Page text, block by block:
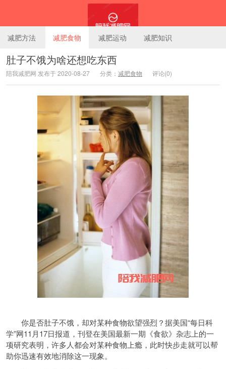
陪我减肥网
减肥方法 减肥食物 减肥运动 减肥知识
肚子不饿为啥还想吃东西
陪我减肥网 发布于 2020-08-27 分类： 减肥食物 评论(0)
你是否肚子不饿，却对某种食物欲望强烈？据美国“每日科
学”网11月17日报道，刊登在美国最新一期《食欲》杂志上的一
项研究表明，许多人都会对某种食物上瘾，此时快步走就可以帮
助你迅速有效地消除这一现象。